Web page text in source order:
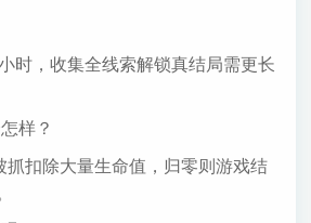
时，收集全线索解锁真结局需更长
样？
抓扣除大量生命值，归零则游戏结